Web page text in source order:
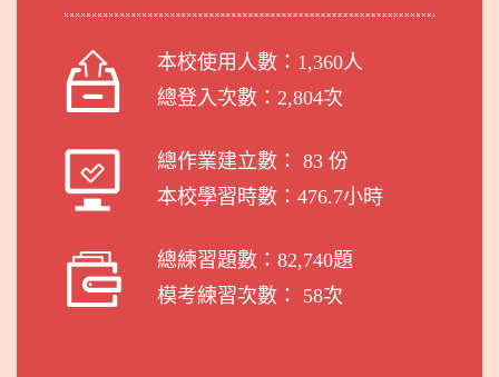
本校使用人數： 1,360人
總登入次數：2,804次
總作業建立數： 83 份
本校學習時數：476.7小時
總練習題數：82,740題
模考練習次數：
58次